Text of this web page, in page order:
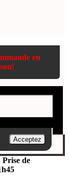
Acceptez
en
de